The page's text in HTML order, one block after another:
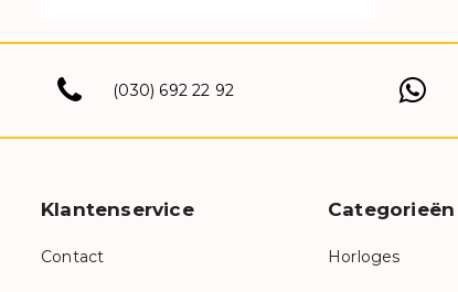
(030) 692 22 92
Klantenservice
Contact
Categorieën
Horloges